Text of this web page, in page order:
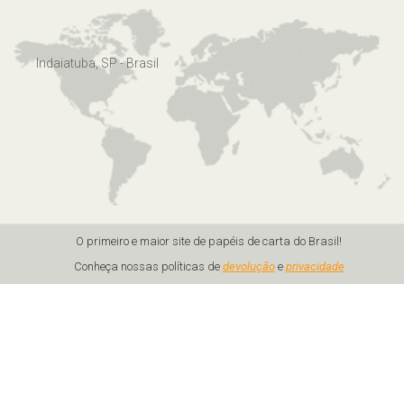
Indaiatuba, SP - Brasil
O primeiro e maior site de papéis de carta do Brasil!
Conheça nossas políticas de devoluçãoe privacidade